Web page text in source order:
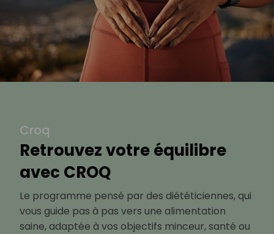
Croq
Retrouvez votre équilibre
avec CROQ
Le programme pensé par des diététiciennes, qui
vous guide pas à pas vers une alimentation
saine, adaptée à vos objectifs minceur, santé ou